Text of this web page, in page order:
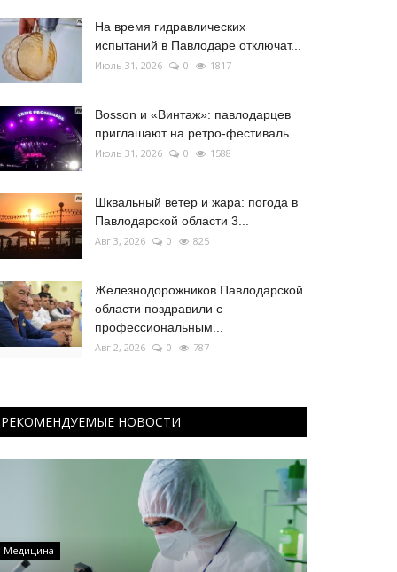
На время гидравлических
испытаний в Павлодаре отключат...
Июль 31, 2026 0 1817
Bosson и «Винтаж»: павлодарцев
приглашают на ретро-фестиваль
Июль 31, 2026 0 1588
Шквальный ветер и жара: погода в
Павлодарской области 3...
Авг 3, 2026 0 825
Железнодорожников Павлодарской
области поздравили с
профессиональным...
Авг 2, 2026 0 787
РЕКОМЕНДУЕМЫЕ НОВОСТИ
Медицина